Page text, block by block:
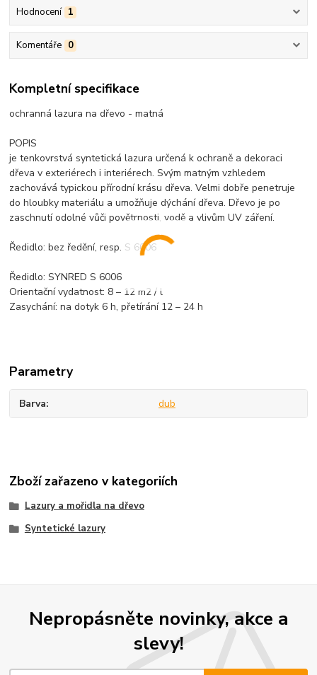
Hodnocení 1
Komentáře 0
Kompletní specifikace
ochranná lazura na dřevo - matná
POPIS
je tenkovrstvá syntetická lazura určená k ochraně a dekoraci
dřeva v exteriérech i interiérech. Svým matným vzhledem
zachovává typickou přírodní krásu dřeva. Velmi dobře penetruje
do hloubky materiálu a umožňuje dýchání dřeva. Dřevo je po
zaschnutí odolné vůči povětrnosti, vodě a vlivům UV záření.
Ředidlo: bez ředění, resp. S 6006
Ředidlo: SYNRED S 6006
Orientační vydatnost: 8 – 12 m2 / l
Zasychání: na dotyk 6 h, přetírání 12 – 24 h
Parametry
Barva dub
Zboží zařazeno v kategoriích
Lazury a mořidla na dřevo
Syntetické lazury
Nepropásněte novinky, akce a
slevy!